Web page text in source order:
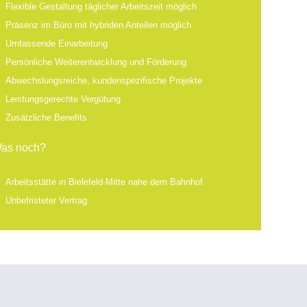
Flexible Gestaltung täglicher Arbeitszeit möglich
Präsenz im Büro mit hybriden Anteilen möglich
Umfassende Einarbeitung
Persönliche Weiterentwicklung und Förderung
Abwechslungsreiche, kundenspezifische Projekte
Leistungsgerechte Vergütung
Zusätzliche Benefits
noch?
Arbeitsstätte in Bielefeld-Mitte nahe dem Bahnhof
Unbefristeter Vertrag